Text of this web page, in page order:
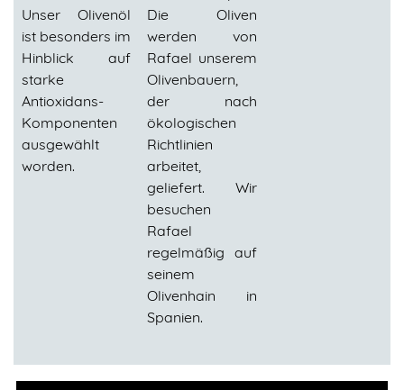
Unser Olivenöl
ist besonders im
Hinblick auf
starke
Antioxidans-
Komponenten
ausgewählt
worden.
Die Oliven
werden von
Rafael unserem
Olivenbauern,
der nach
ökologischen
Richtlinien
arbeitet,
geliefert. Wir
besuchen
Rafael
regelmäßig auf
seinem
Olivenhain in
Spanien.